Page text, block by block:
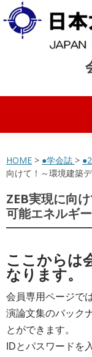
コンテンツへスキップ
HOME > ●学会誌 >
向けて！～環境建築
ZEB実現に向
可能エネルギ
ここからは
なります。
会員専用ページで
演論文集のバック
とができます。
IDとパスワードを